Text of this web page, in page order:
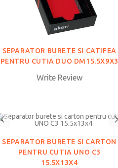
SEPARATOR BURETE SI CATIFEA
PENTRU CUTIA DUO DM15.5X9X3
Write Review
SEPARATOR BURETE SI CARTON
PENTRU CUTIA UNO C3
15.5X13X4